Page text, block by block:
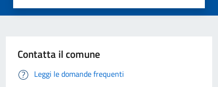
Contatta il comune
Leggi le domande frequenti